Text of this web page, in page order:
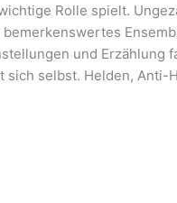
Rolle spielt.
und Erzählung
selbst. Helden, Anti-